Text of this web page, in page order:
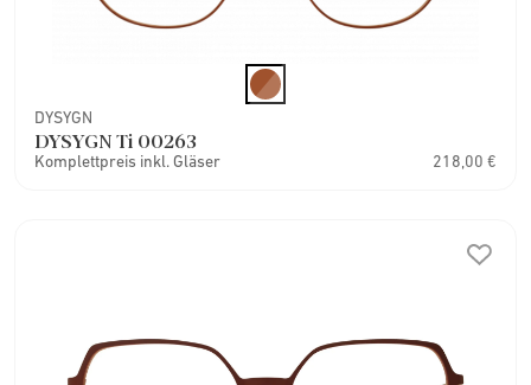
DYSYGN
DYSYGN Ti 00263
Komplettpreis inkl. Gläser 218,00 €